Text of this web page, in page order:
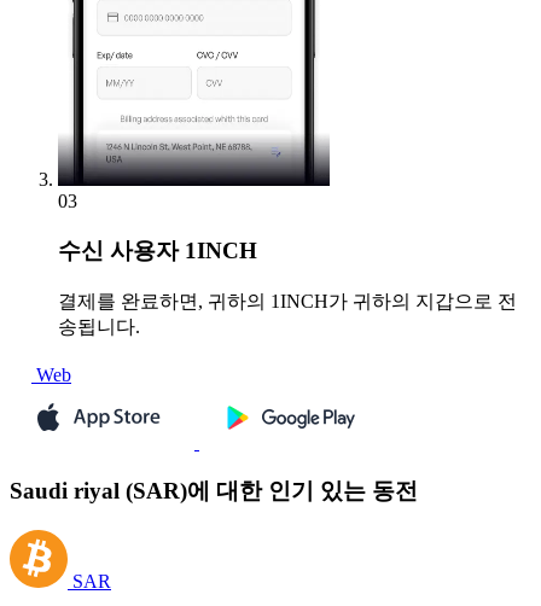
03
수신 사용자 1INCH
결제를 완료하면, 귀하의 1INCH가 귀하의 지갑으로 전
송됩니다.
Web
Saudi riyal (SAR)에 대한 인기 있는 동전
SAR